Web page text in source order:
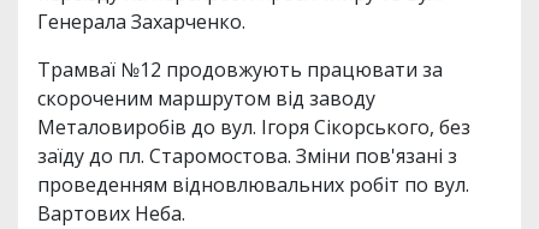
Генерала Захарченко.
Трамваї №12 продовжують працювати за
скороченим маршрутом від заводу
Металовиробів до вул. Ігоря Сікорського, без
заїду до пл. Старомостова. Зміни пов'язані з
проведенням відновлювальних робіт по вул.
Вартових Неба.